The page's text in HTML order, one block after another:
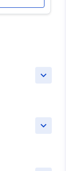
keyboard_arrow_down
keyboard_arrow_down